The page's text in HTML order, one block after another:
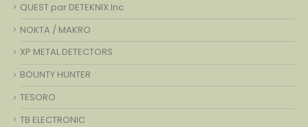
QUEST par DETEKNIX.Inc
NOKTA / MAKRO
XP METAL DETECTORS
BOUNTY HUNTER
TESORO
TB ELECTRONIC